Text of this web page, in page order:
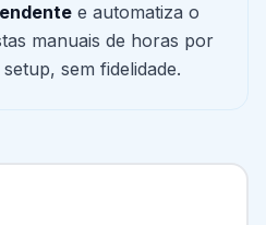
e automatiza o
manuais de horas por
sem fidelidade.